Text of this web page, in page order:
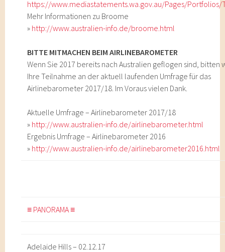
https://www.mediastatements.wa.gov.au/Pages/Portfolios/
Mehr Informationen zu Broome
» http://www.australien-info.de/broome.html
BITTE MITMACHEN BEIM AIRLINEBAROMETER
Wenn Sie 2017 bereits nach Australien geflogen sind, bitten
Ihre Teilnahme an der aktuell laufenden Umfrage für das
Airlinebarometer 2017/18. Im Voraus vielen Dank.
Aktuelle Umfrage – Airlinebarometer 2017/18
» http://www.australien-info.de/airlinebarometer.html
Ergebnis Umfrage – Airlinebarometer 2016
» http://www.australien-info.de/airlinebarometer2016.html
≡ PANORAMA ≡
Adelaide Hills – 02.12.17